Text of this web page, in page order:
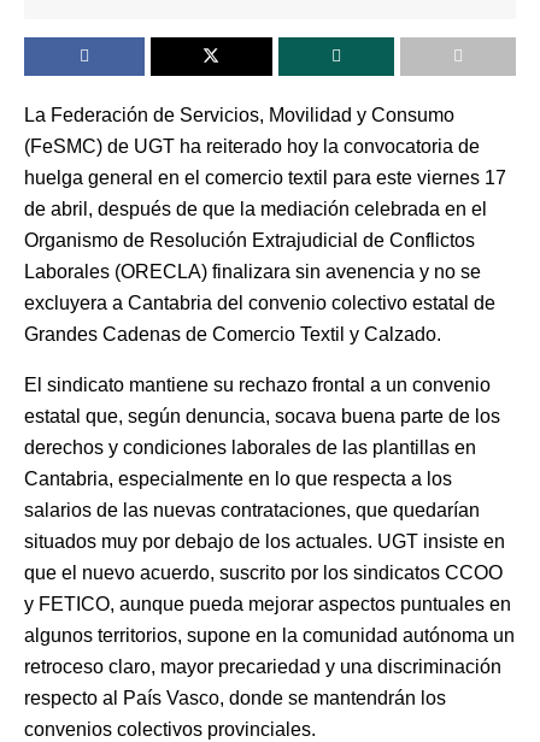
La Federación de Servicios, Movilidad y Consumo
(FeSMC) de UGT ha reiterado hoy la convocatoria de
huelga general en el comercio textil para este viernes 17
de abril, después de que la mediación celebrada en el
Organismo de Resolución Extrajudicial de Conflictos
Laborales (ORECLA) finalizara sin avenencia y no se
excluyera a Cantabria del convenio colectivo estatal de
Grandes Cadenas de Comercio Textil y Calzado.
El sindicato mantiene su rechazo frontal a un convenio
estatal que, según denuncia, socava buena parte de los
derechos y condiciones laborales de las plantillas en
Cantabria, especialmente en lo que respecta a los
salarios de las nuevas contrataciones, que quedarían
situados muy por debajo de los actuales. UGT insiste en
que el nuevo acuerdo, suscrito por los sindicatos CCOO
y FETICO, aunque pueda mejorar aspectos puntuales en
algunos territorios, supone en la comunidad autónoma un
retroceso claro, mayor precariedad y una discriminación
respecto al País Vasco, donde se mantendrán los
convenios colectivos provinciales.